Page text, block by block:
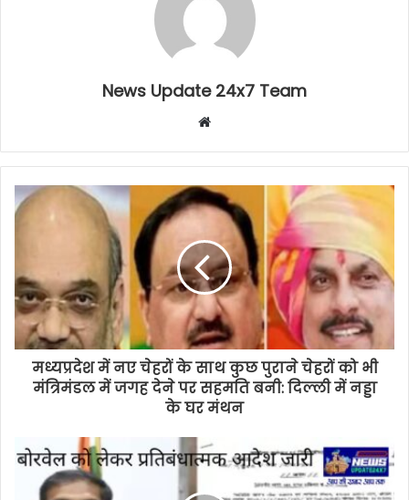
News Update 24x7 Team
Website
मध्यप्रदेश में नए चेहरों के साथ कुछ पुराने चेहरों को भी
मंत्रिमंडल में जगह देने पर सहमति बनी: दिल्ली में नड्डा
के घर मंथन